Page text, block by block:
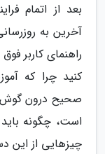
بعد از اتمام
آخرین به
کنید چرا که
صحیح درون گوش
است، چگونه
چیزهایی از این